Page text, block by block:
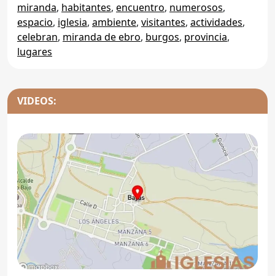
miranda, habitantes, encuentro, numerosos,
espacio, iglesia, ambiente, visitantes, actividades,
celebran, miranda de ebro, burgos, provincia,
lugares
VIDEOS: